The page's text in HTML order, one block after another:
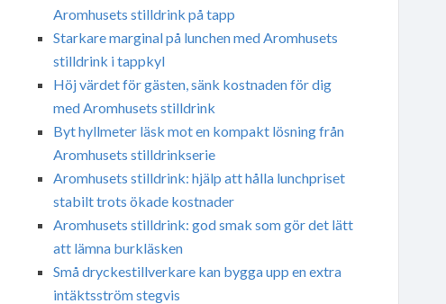
Aromhusets stilldrink på tapp
Starkare marginal på lunchen med Aromhusets
stilldrink i tappkyl
Höj värdet för gästen, sänk kostnaden för dig
med Aromhusets stilldrink
Byt hyllmeter läsk mot en kompakt lösning från
Aromhusets stilldrinkserie
Aromhusets stilldrink: hjälp att hålla lunchpriset
stabilt trots ökade kostnader
Aromhusets stilldrink: god smak som gör det lätt
att lämna burkläsken
Små dryckestillverkare kan bygga upp en extra
intäktsström stegvis